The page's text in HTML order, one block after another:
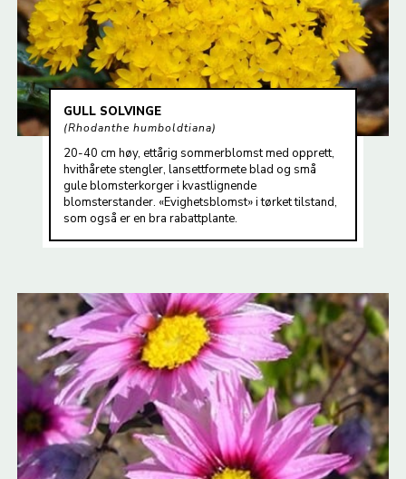
GULL SOLVINGE
Rhodanthe humboldtiana
20-40 cm høy, ettårig sommerblomst med opprett,
hvithårete stengler, lansettformete blad og små
gule blomsterkorger i kvastlignende
blomsterstander. «Evighetsblomst» i tørket tilstand,
som også er en bra rabattplante.